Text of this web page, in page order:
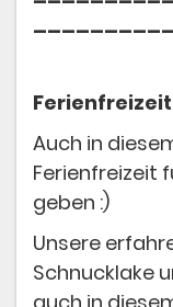
Ferienfreizeit
Auch in
Ferienfreizeit
geben :)
Unsere
Schnucklake